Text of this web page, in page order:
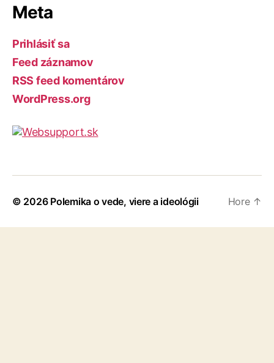
Meta
Prihlásiť sa
Feed záznamov
RSS feed komentárov
WordPress.org
© 2026 Polemika o vede, viere a ideológii Hore ↑